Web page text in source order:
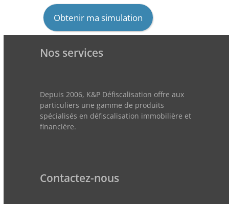
Obtenir ma simulation
Nos services
Depuis 2006, K&P Défiscalisation offre aux
particuliers une gamme de produits
spécialisés en défiscalisation immobilière et
financière.
Contactez-nous